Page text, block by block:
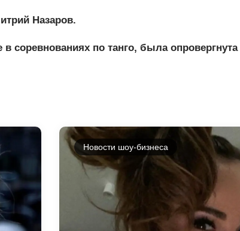
Назаров.
соревнованиях по танго, была опровергнута
Новости шоу-бизнеса